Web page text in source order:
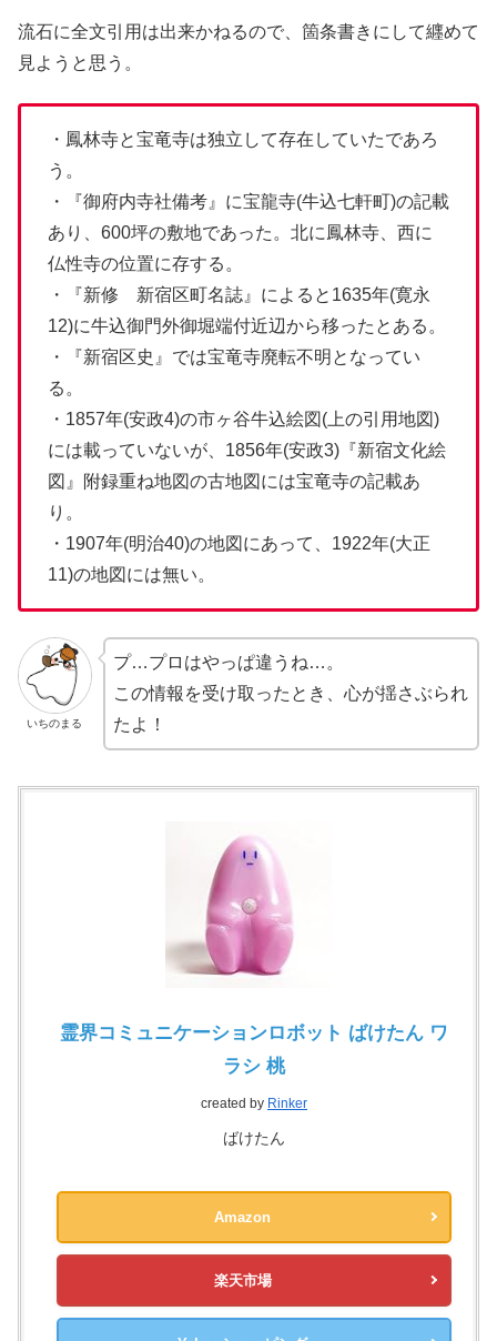
流石に全文引用は出来かねるので、箇条書きにして纒めて
見ようと思う。
・鳳林寺と宝竜寺は独立して存在していたであろ
う。
・『御府内寺社備考』に宝龍寺(牛込七軒町)の記載
あり、600坪の敷地であった。北に鳳林寺、西に
仏性寺の位置に存する。
・『新修 新宿区町名誌』によると1635年(寛永
12)に牛込御門外御堀端付近辺から移ったとある。
・『新宿区史』では宝竜寺廃転不明となってい
る。
・1857年(安政4)の市ヶ谷牛込絵図(上の引用地図)
には載っていないが、1856年(安政3)『新宿文化絵
図』附録重ね地図の古地図には宝竜寺の記載あ
り。
・1907年(明治40)の地図にあって、1922年(大正
11)の地図には無い。
いちのまる
プ…プロはやっぱ違うね…。
この情報を受け取ったとき、心が揺さぶられ
たよ！
霊界コミュニケーションロボット ばけたん ワ
ラシ 桃
created by Rinker
ばけたん
Amazon
楽天市場